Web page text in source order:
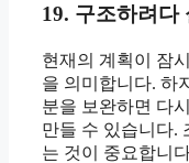
19. 구조하려다
현재의 계획이 잠
을 의미합니다. 하
분을 보완하면 다
만들 수 있습니다.
는 것이 중요합니